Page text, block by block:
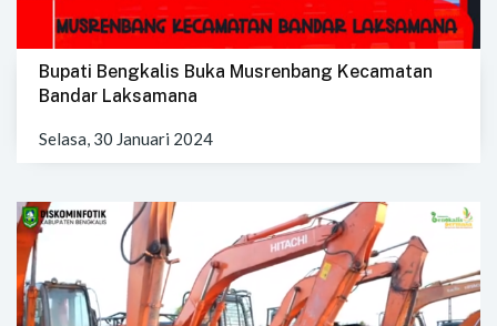
Bupati Bengkalis Buka Musrenbang Kecamatan
Bandar Laksamana
Selasa, 30 Januari 2024